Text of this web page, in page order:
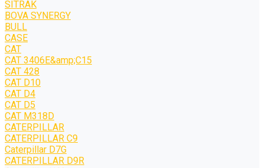
SITRAK
BOVA SYNERGY
BULL
CASE
CAT
CAT 3406E&amp;C15
CAT 428
CAT D10
CAT D4
CAT D5
CAT M318D
CATERPILLAR
CATERPILLAR C9
Caterpillar D7G
CATERPILLAR D9R